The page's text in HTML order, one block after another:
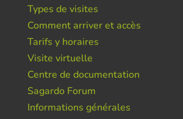
Types de visites
Comment arriver et accès
Tarifs y horaires
Visite virtuelle
Centre de documentation
Sagardo Forum
Informations générales